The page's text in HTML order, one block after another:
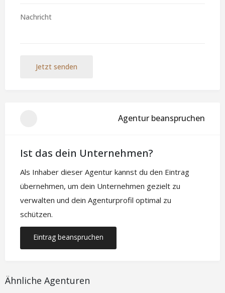
Jetzt senden
Agentur beanspruchen
Ist das dein Unternehmen?
Als Inhaber dieser Agentur kannst du den Eintrag
übernehmen, um dein Unternehmen gezielt zu
verwalten und dein Agenturprofil optimal zu
schützen.
Eintrag beanspruchen
Ähnliche Agenturen